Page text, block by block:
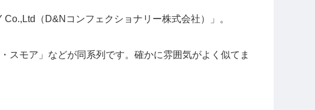
（D&Nコンフェクショナリー株式会社）」。
スモア」などが同系列です。確かに雰囲気がよく似てま